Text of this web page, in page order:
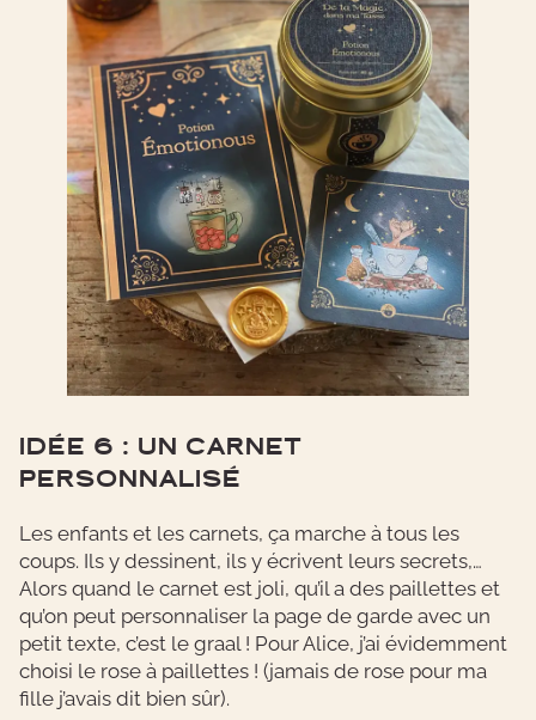
IDÉE 6 : UN CARNET
PERSONNALISÉ
Les enfants et les carnets, ça marche à tous les
coups. Ils y dessinent, ils y écrivent leurs secrets,…
Alors quand le carnet est joli, qu’il a des paillettes et
qu’on peut personnaliser la page de garde avec un
petit texte, c’est le graal ! Pour Alice, j’ai évidemment
choisi le rose à paillettes ! (jamais de rose pour ma
fille j’avais dit bien sûr).